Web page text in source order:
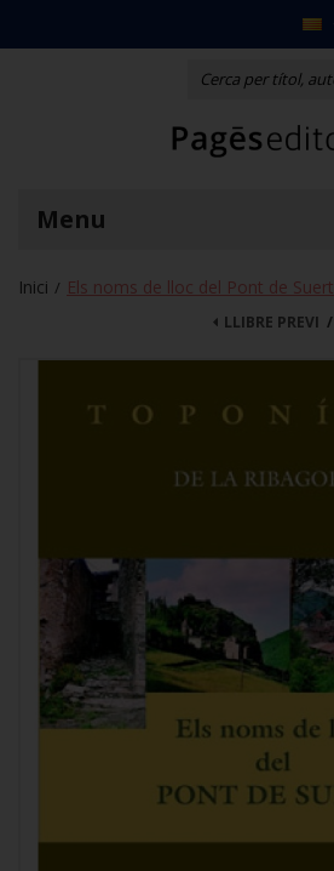
Menu
Inici / Els noms de lloc del Pont de Suert
LLIBRE PREVI /